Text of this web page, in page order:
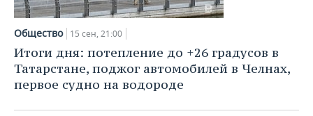
Общество 15 сен, 21:00
Итоги дня: потепление до +26 градусов в
Татарстане, поджог автомобилей в Челнах,
первое судно на водороде